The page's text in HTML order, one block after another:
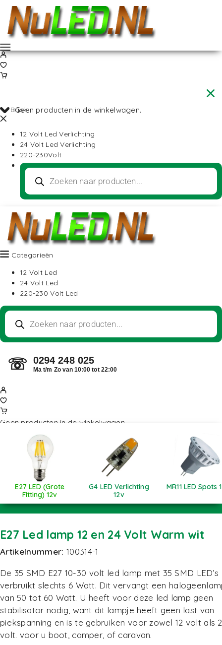
Geen producten in de winkelwagen.
Back
12 Volt Led Verlichting
24 Volt Led Verlichting
220-230Volt
Categorieën
12 Volt Led
24 Volt Led
220-230 Volt Led
☏ 0294 248 025
Ma t/m Zo van 10:00 tot 22:00
Geen producten in de winkelwagen.
E27 LED (Grote
Fitting) 12v
G4 LED Verlichting
12v
MR11 LED Spots
E27 Led lamp 12 en 24 Volt Warm wit
Artikelnummer:100314-1
De 35 SMD E27 10-30 volt led lamp met 35 SMD LED’s
verbruikt slechts 6 Watt. Dit vervangt een
van 50 tot 60 Watt. U heeft voor deze led lamp geen
stabilisator nodig, want dit lampje heeft geen last van
piekspanning en is te gebruiken voor zowel 12 volt als
volt. voor u boot, camper, of caravan.